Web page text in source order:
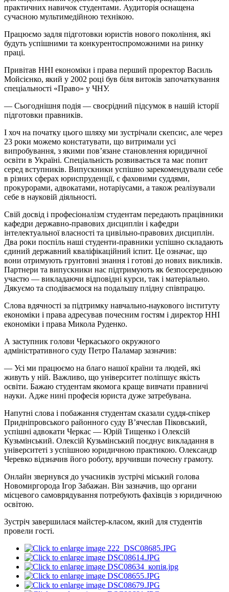
практичних навичок студентами. Аудиторія оснащена
сучасною мультимедійною технікою.
Працюємо задля підготовки юристів нового покоління, які
будуть успішними та конкурентоспроможними на ринку
праці.
Привітав ННІ економіки і права перший проректор Василь
Мойсієнко, який у 2002 році був біля витоків започаткування
спеціальності «Право» у ЧНУ.
— Сьогоднішня подія — своєрідний підсумок в нашій історії
підготовки правників.
І хоч на початку цього шляху ми зустрічали скепсис, але через
23 роки можемо констатувати, що витримали усі
випробування, з якими повʼязане становлення юридичної
освіти в Україні. Спеціальність розвивається та має попит
серед вступників. Випускники успішно зарекомендували себе
в різних сферах юриспруденції, є фаховими суддями,
прокурорами, адвокатами, нотаріусами, а також реалізували
себе в науковій діяльності.
Свій досвід і професіоналізм студентам передають працівники
кафедри державно-правових дисциплін і кафедри
інтелектуальної власності та цивільно-правових дисциплін.
Два роки поспіль наші студенти-правники успішно складають
єдиний державний кваліфікаційний іспит. Це означає, що
вони отримують грунтовні знання і готові до нових викликів.
Партнери та випускники нас підтримують як безпосередньою
участю — викладаючи відповідні курси, так і матеріально.
Дякуємо та сподіваємося на подальшу плідну співпрацю.
Слова вдячності за підтримку навчально-наукового інституту
економіки і права адресував почесним гостям і директор ННІ
економіки і права Микола Руденко.
А заступник голови Черкаського окружного
адміністративного суду Петро Паламар зазначив:
— Усі ми працюємо на благо нашої країни та людей, які
живуть у ній. Важливо, що університет поліпшує якість
освіти. Бажаю студентам якомога краще вивчати правничі
науки. Адже нині професія юриста дуже затребувана.
Напутні слова і побажання студентам сказали суддя-спікер
Придніпровського районного суду В’ячеслав Піковський,
успішні адвокати Черкас — Юрій Тищенко і Олексій
Кузьмінський. Олексій Кузьмінський поєднує викладання в
університеті з успішною юридичною практикою. Олександр
Черевко відзначив його роботу, вручивши почесну грамоту.
Онлайн звернувся до учасників зустрічі міський голова
Новомиргорода Ігор Забажан. Він зазначив, що органи
місцевого самоврядування потребують фахівців з юридичною
освітою.
Зустріч завершилася майстер-класом, який для студентів
провели гості.